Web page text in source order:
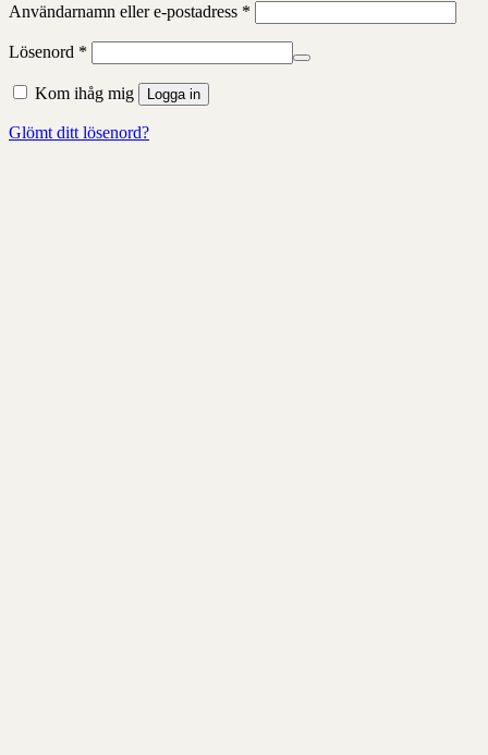
Användarnamn eller e-postadress *
Lösenord *
Kom ihåg mig Logga in
Glömt ditt lösenord?